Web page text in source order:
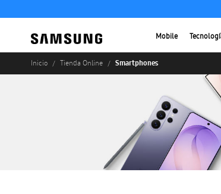
Mobile
Inicio Tienda Online Smartphones